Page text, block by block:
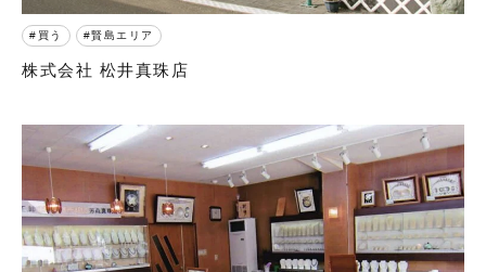
買う 賢島エリア
株式会社 松井真珠店